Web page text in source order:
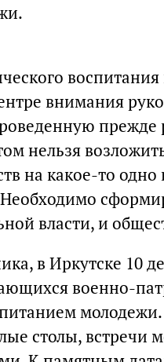
внимания
нельзя
на какое-то
Необходимо
власти, и
в Иркутске 10
военно-
столы, встречи